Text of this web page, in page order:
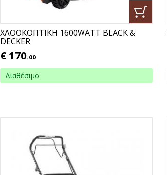
ΧΛΟΟΚΟΠΤΙΚΗ 1600WATT BLACK &
DECKER
€ 170.00
Διαθέσιμο